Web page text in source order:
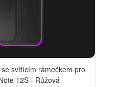
svítícím rámečkem pro
12S - Růžová